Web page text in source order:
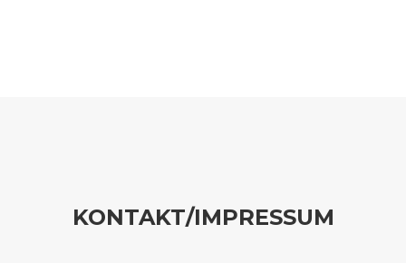
KONTAKT/IMPRESSUM